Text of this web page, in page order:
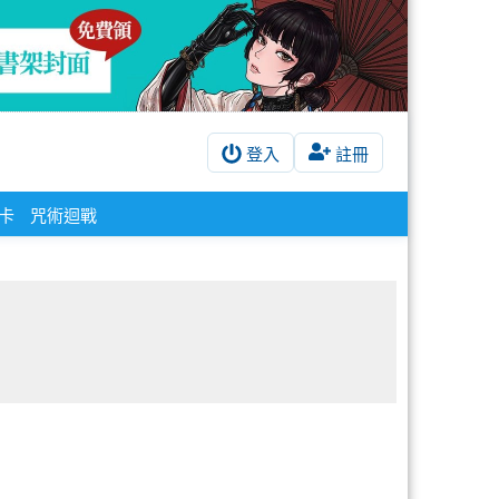
登入 註冊
咒術迴戰